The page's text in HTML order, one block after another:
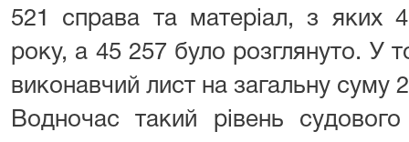
521 справа та матеріал, з яких
року, а 45 257 було розглянуто. У
виконавчий лист на загальну суму
Водночас такий рівень